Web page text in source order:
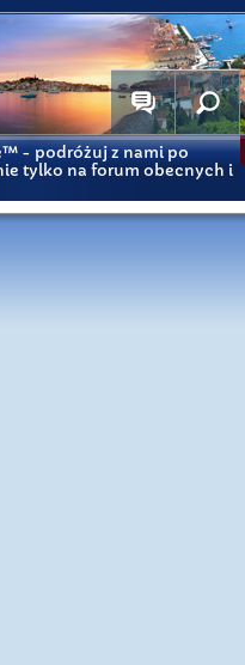
- podróżuj z nami po
tylko na forum obecnych i